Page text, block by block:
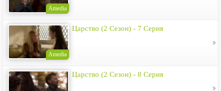
Amedia
Amedia
Царство (2 Сезон) - 7 Серия
Царство (2 Сезон) - 8 Серия